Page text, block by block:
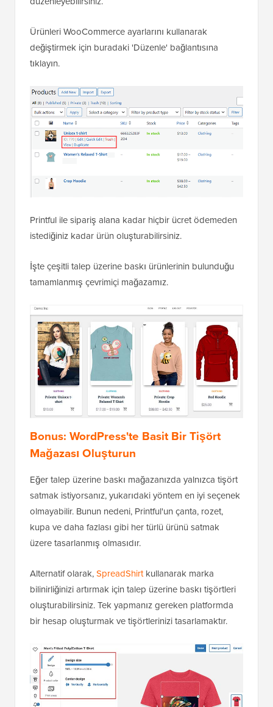
Ürünleri WooCommerce ayarlarını kullanarak
değiştirmek için buradaki 'Düzenle' bağlantısına
tıklayın.
Printful ile sipariş alana kadar hiçbir ücret ödemeden
istediğiniz kadar ürün oluşturabilirsiniz.
İşte çeşitli talep üzerine baskı ürünlerinin bulunduğu
tamamlanmış çevrimiçi mağazamız.
Bonus: WordPress'te Basit Bir Tişört
Mağazası Oluşturun
Eğer talep üzerine baskı mağazanızda yalnızca tişört
satmak istiyorsanız, yukarıdaki yöntem en iyi seçenek
olmayabilir. Bunun nedeni, Printful'un çanta, rozet,
kupa ve daha fazlası gibi her türlü ürünü satmak
üzere tasarlanmış olmasıdır.
Alternatif olarak,SpreadShirtkullanarak marka
bilinirliğinizi artırmak için talep üzerine baskı tişörtleri
oluşturabilirsiniz. Tek yapmanız gereken platformda
bir hesap oluşturmak ve tişörtlerinizi tasarlamaktır.